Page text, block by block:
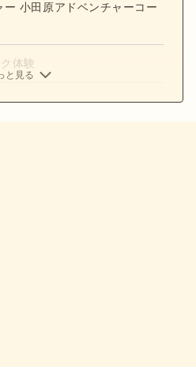
小田原アドベンチャーコー
体験
と見る